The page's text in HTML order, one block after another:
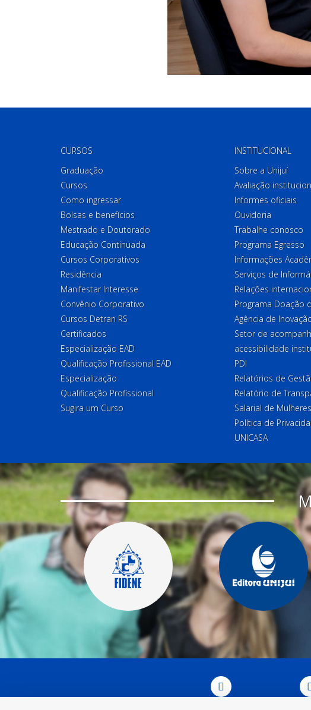
CURSOS
Graduação
Cursos
Como ingressar
Bolsas e benefícios
Mestrado e Doutorado
Educação Continuada
Cursos Corporativos
Residência
Manifestar Interesse
Convênio Corporativo
Cursos Detran RS
Certificados
Especialização EAD
Qualificação Profissional EAD
Especialização
Qualificação Profissional
Sugira um Curso
INSTITUCIONAL
Sobre a Unijuí
Avaliação
Informes oficiais
Ouvidoria
Trabalhe conosco
Programa Egresso
Informações
Serviços de
Relações
Programa Doação
Agência de
Setor de
acessibilidade
PDI
Relatórios de
Relatório de
Salarial de
Política de
UNICASA